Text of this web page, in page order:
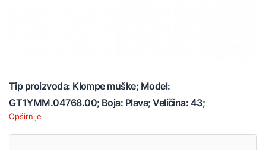
Tip proizvoda: Klompe muške; Model:
GT1YMM.04768.00; Boja: Plava; Veličina: 43;
Opširnije